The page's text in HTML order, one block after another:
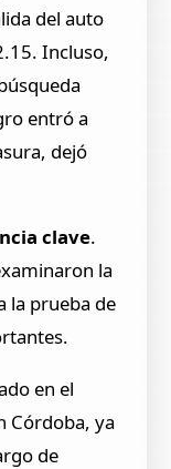
del auto
Incluso,
entró a
dejó
clave.
la
la prueba de
en el
Córdoba, ya
de